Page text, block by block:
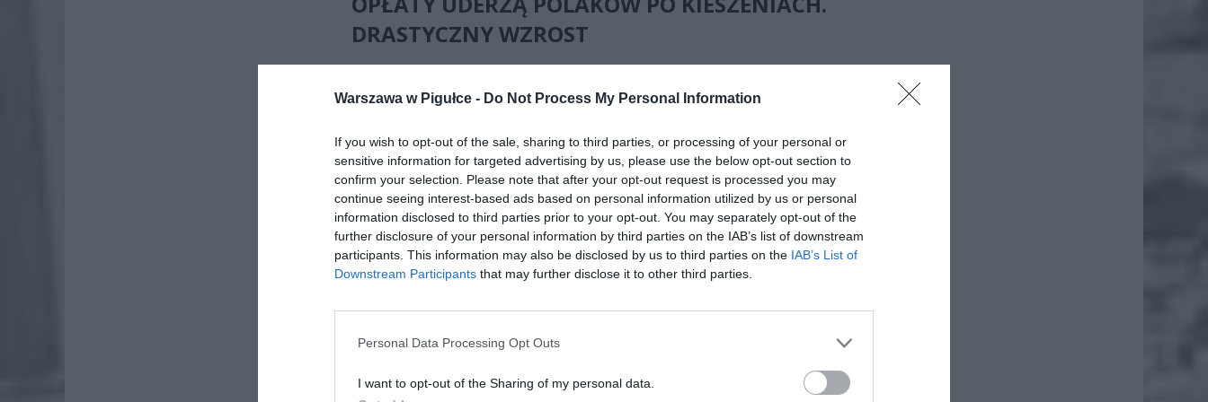
Warszawa w Pigułce - Do Not Process My Personal Information
If you wish to opt-out of the sale, sharing to third parties, or processing of your personal or
sensitive information for targeted advertising by us, please use the below opt-out section to
confirm your selection. Please note that after your opt-out request is processed you may
continue seeing interest-based ads based on personal information utilized by us or personal
information disclosed to third parties prior to your opt-out. You may separately opt-out of the
further disclosure of your personal information by third parties on the IAB’s list of downstream
participants. This information may also be disclosed by us to third parties on the IAB’s List of
Downstream Participants that may further disclose it to other third parties.
Personal Data Processing Opt Outs
I want to opt-out of the Sharing of my personal data.
DRASTYCZNY WZROST
Polski podatek cukrowy, który oficjalnie nazywa się „opłatą od środków
spożywczych”, funkcjonuje od 1 stycznia 2021 roku. Przez ponad cztery lata jego
stawki pozostawały niezmienione – opłata stała wynosiła 50 groszy za litr napoju
powyżej 5 gramów w 100 mililitrach produktu. Dodatkowo producenci płacili 10
groszy za napoje z kofeiną lub tauryną, głównie energetyki.